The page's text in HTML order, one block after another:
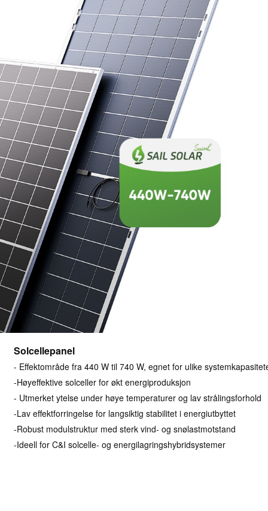
Solcellepanel
- Effektområde fra 440 W til 740 W, egnet for ulike
-Høyeffektive solceller for økt energiproduksjon
- Utmerket ytelse under høye temperaturer og lav strålingsforhold
-Lav effektforringelse for langsiktig stabilitet i energiutbyttet
-Robust modulstruktur med sterk vind- og snølastmotstand
-Ideell for C&I solcelle- og energilagringshybridsystemer